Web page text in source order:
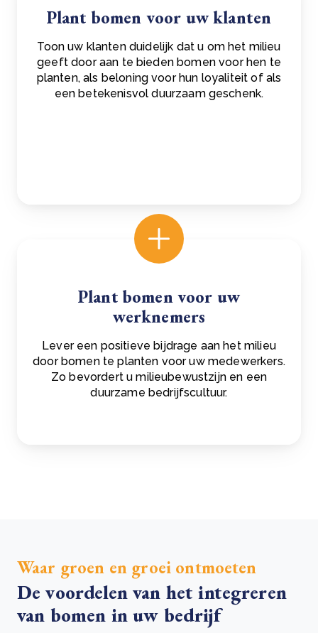
Plant bomen voor uw klanten
Toon uw klanten duidelijk dat u om het milieu
geeft door aan te bieden bomen voor hen te
planten, als beloning voor hun loyaliteit of als
een betekenisvol duurzaam geschenk.
Plant bomen voor uw
werknemers
Lever een positieve bijdrage aan het milieu
door bomen te planten voor uw medewerkers.
Zo bevordert u milieubewustzijn en een
duurzame bedrijfscultuur.
Waar groen en groei ontmoeten
De voordelen van het integreren
van bomen in uw bedrijf